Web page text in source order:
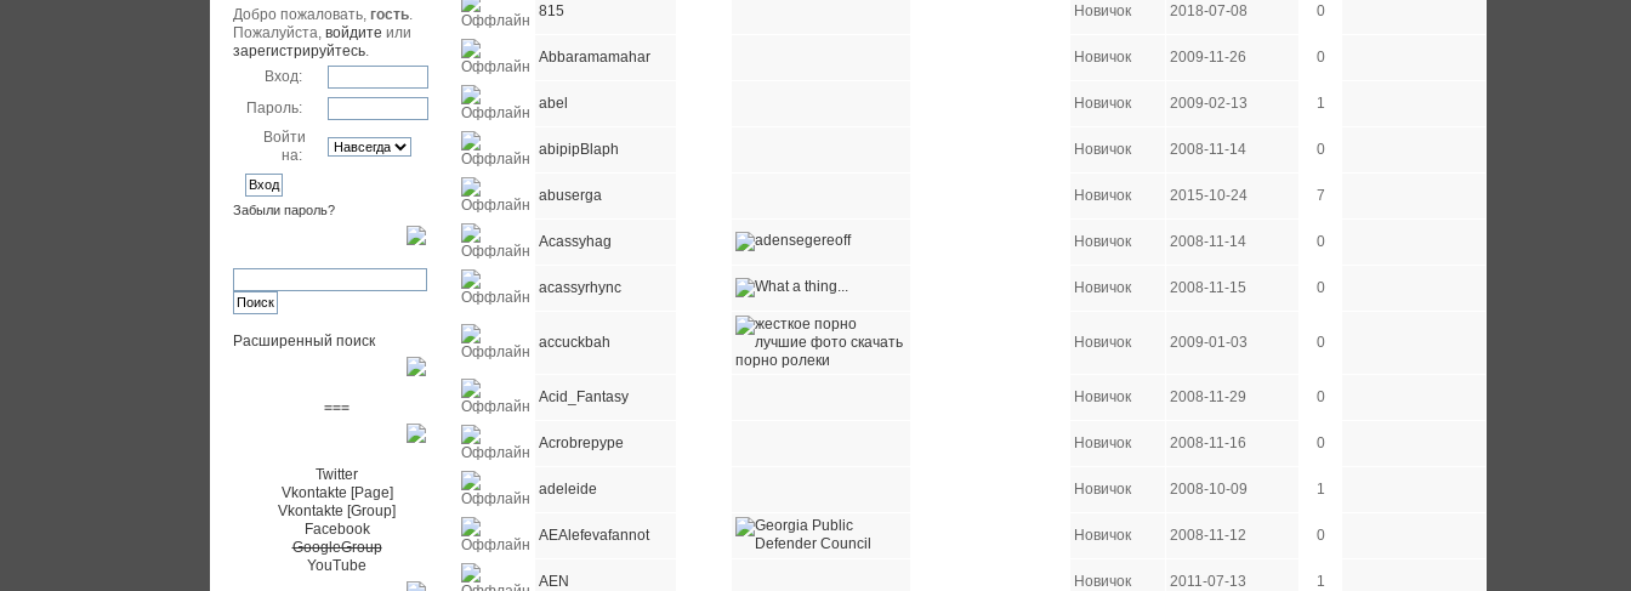
Добро пожаловать,гость.
Пожалуйста,войдите или
зарегистрируйтесь.
Вход:
Пароль:
Войти
на:
Забыли пароль?
Расширенный поиск
===
Twitter
Vkontakte [Page]
Vkontakte [Group]
Facebook
GoogleGroup
YouTube
815 Новичок 2018-07-08 0
Abbaramamahar Новичок 2009-11-26 0
abel Новичок 2009-02-13 1
abipipBlaph Новичок 2008-11-14 0
abuserga Новичок 2015-10-24 7
Acassyhag Новичок 2008-11-14 0
acassyrhync Новичок 2008-11-15 0
accuckbah Новичок 2009-01-03 0
Acid_Fantasy Новичок 2008-11-29 0
Acrobrepype Новичок 2008-11-16 0
adeleide Новичок 2008-10-09 1
AEAlefevafannot Новичок 2008-11-12 0
AEN Новичок 2011-07-13 1